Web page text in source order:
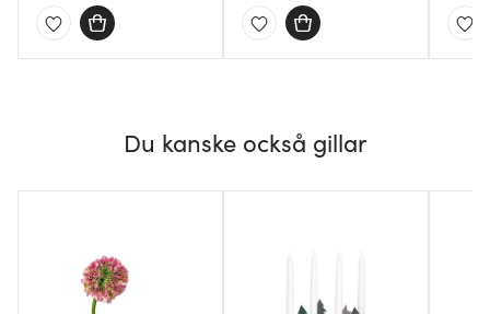
Du kanske också gillar